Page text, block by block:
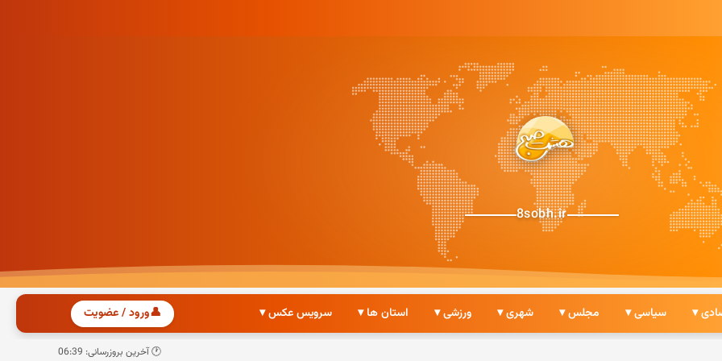
ایرانی
8sobh.ir
▾ سیاسی ▾ مجلس ▾ شهری ▾ ورزشی ▾ استان ها ▾ سرویس عکس ▾ 👤ورود / عضویت
🕐 آخرین بروزرسانی: 06:39